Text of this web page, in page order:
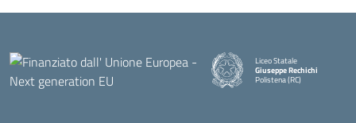
Liceo Statale
Giuseppe Rechichi
Polistena (RC)